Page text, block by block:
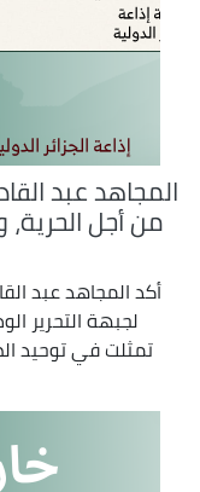
المجاهد عبد
من أجل
أكد المجاهد عبد
لجبهة التحرير
تمثلت في توحيد